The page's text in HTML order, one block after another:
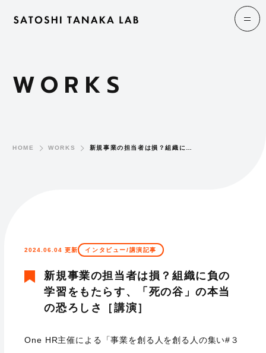
WORKS
HOME WORKS 新規事業の担当者は損？組織に…
2024.06.04 更新 インタビュー/講演記事
新規事業の担当者は損？組織に負の
学習をもたらす、「死の谷」の本当
の恐ろしさ［講演］
One HR主催による「事業を創る人を創る人の集い#３